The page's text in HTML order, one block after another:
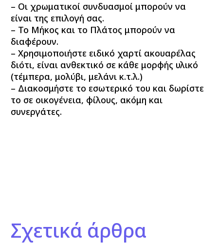
– Οι χρωματικοί συνδυασμοί μπορούν να
είναι της επιλογή σας.
– Το Μήκος και το Πλάτος μπορούν να
διαφέρουν.
– Χρησιμοποιήστε ειδικό χαρτί ακουαρέλας
διότι, είναι ανθεκτικό σε κάθε μορφής υλικό
(τέμπερα, μολύβι, μελάνι κ.τ.λ.)
– Διακοσμήστε το εσωτερικό του και δωρίστε
το σε οικογένεια, φίλους, ακόμη και
συνεργάτες.
Σχετικά άρθρα